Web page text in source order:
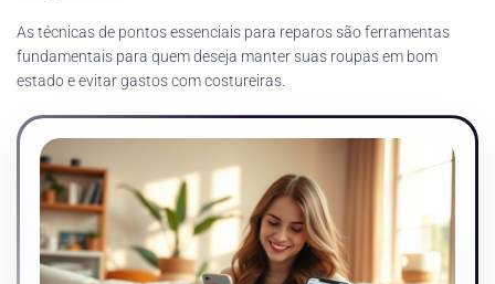
As técnicas de pontos essenciais para reparos são ferramentas
fundamentais para quem deseja manter suas roupas em bom
estado e evitar gastos com costureiras.